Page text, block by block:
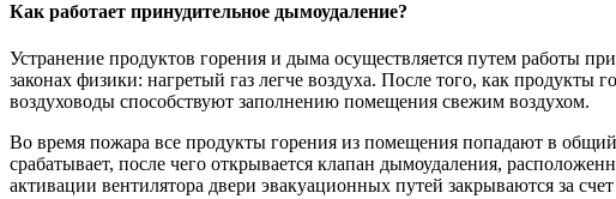
Как работает принудительное дымоудаление?
Устранение продуктов горения и дыма осуществляется путем работы
законах физики: нагретый газ легче воздуха. После того, как
воздуховоды способствуют заполнению помещения свежим воздухом.
Во время пожара все продукты горения из помещения попадают в
срабатывает, после чего открывается клапан дымоудаления,
активации вентилятора двери эвакуационных путей закрываются за